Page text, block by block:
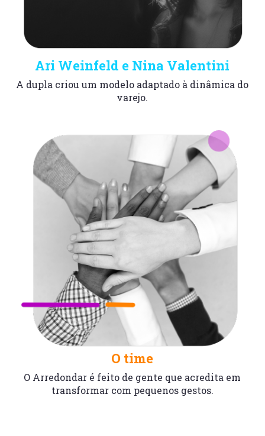
Ari Weinfeld e Nina Valentini
A dupla criou um modelo adaptado à dinâmica do
varejo.
O time
O Arredondar é feito de gente que acredita em
transformar com pequenos gestos.